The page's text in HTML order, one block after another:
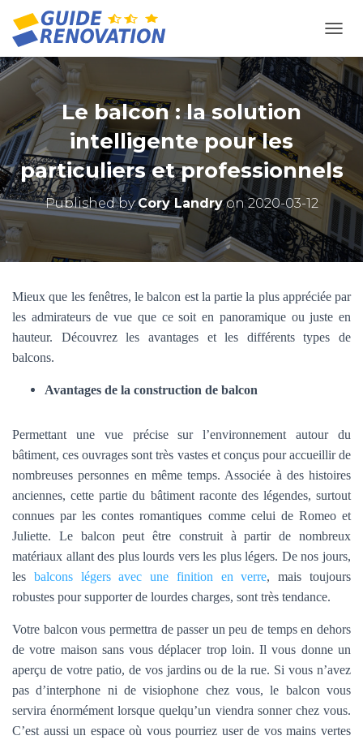
Le balcon : la solution
intelligente pour les
particuliers et professionnels
Published byCory Landryon2020-03-12
Mieux que les fenêtres, le balcon est la partie la plus appréciée par
les admirateurs de vue que ce soit en panoramique ou juste en
hauteur. Découvrez les avantages et les différents types de
balcons.
Avantages de la construction de balcon
Permettant une vue précise sur l’environnement autour du
bâtiment, ces ouvrages sont très vastes et conçus pour accueillir de
nombreuses personnes en même temps. Associée à des histoires
anciennes, cette partie du bâtiment raconte des légendes, surtout
connues par les contes romantiques comme celui de Romeo et
Juliette. Le balcon peut être construit à partir de nombreux
matériaux allant des plus lourds vers les plus légers. De nos jours,
les balcons légers avec une finition en verre, mais toujours
robustes pour supporter de lourdes charges, sont très tendance.
Votre balcon vous permettra de passer un peu de temps en dehors
de votre maison sans vous déplacer trop loin. Il vous donne un
aperçu de votre patio, de vos jardins ou de la rue. Si vous n’avez
pas d’interphone ni de visiophone chez vous, le balcon vous
servira énormément lorsque quelqu’un viendra sonner chez vous.
C’est aussi un espace où vous pourriez user de vos mains vertes